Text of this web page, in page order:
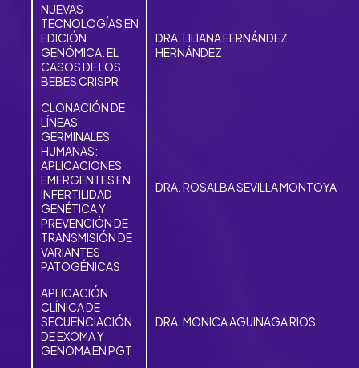
NUEVAS
TECNOLOGÍAS EN
EDICIÓN
GENÓMICA: EL
CASOS DE LOS
BEBES CRISPR
DRA. LILIANA FERNÁNDEZ
HERNÁNDEZ
CLONACIÓN DE
LÍNEAS
GERMINALES
HUMANAS:
APLICACIONES
EMERGENTES EN
INFERTILIDAD
GENÉTICA Y
PREVENCIÓN DE
TRANSMISIÓN DE
VARIANTES
PATOGÉNICAS
DRA. ROSALBA SEVILLA MONTOYA
APLICACIÓN
CLÍNICA DE
SECUENCIACIÓN
DE EXOMA Y
GENOMA EN PGT
DRA. MONICA AGUINAGA RIOS